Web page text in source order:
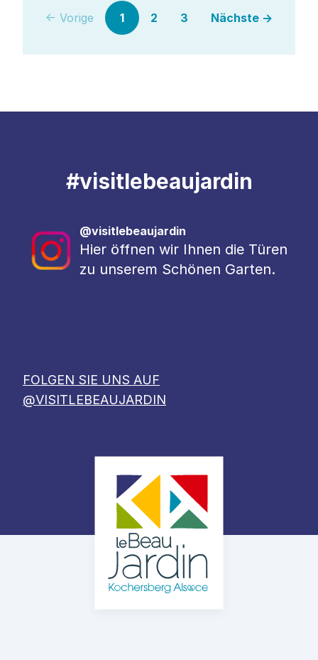
← Vorige 1 2 3 Nächste →
#visitlebeaujardin
@visitlebeaujardin
Hier öffnen wir Ihnen die Türen
zu unserem Schönen Garten.
FOLGEN SIE UNS AUF
@VISITLEBEAUJARDIN